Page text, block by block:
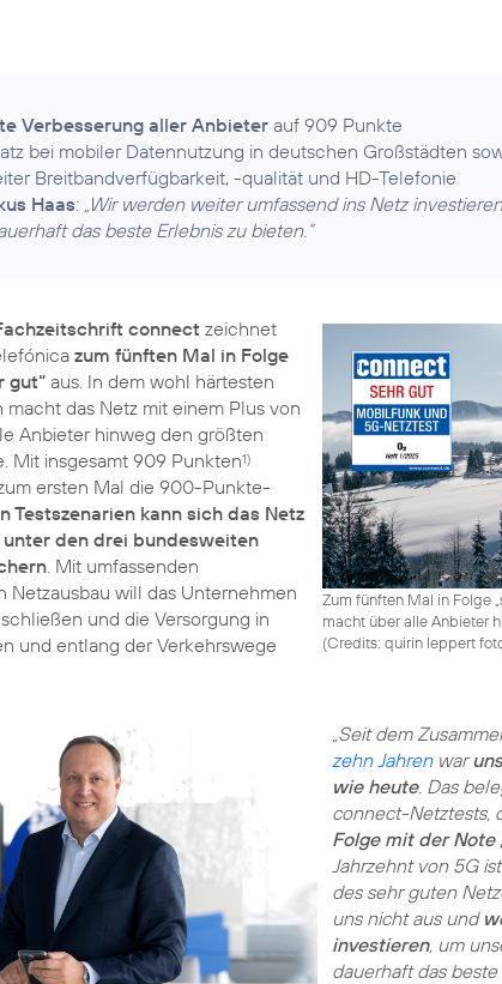
Verbesserung aller Anbieter auf 909 Punkte
bei mobiler Datennutzung in deutschen Großstädten
Breitbandverfügbarkeit, -qualität und HD-Telefonie
Haas: „Wir werden weiter umfassend ins Netz
das beste Erlebnis zu bieten.“
Zum fünften Mal in Folge
macht über alle Anbieter
(Credits: quirin leppert
connect zeichnet
zum fünften Mal in Folge
gut“ aus. In dem wohl härtesten
das Netz mit einem Plus von
Anbieter hinweg den größten
Mit insgesamt 909 Punkten1)
ersten Mal die 900-Punkte-
Testszenarien kann sich das Netz
den drei bundesweiten
. Mit umfassenden
Netzausbau will das Unternehmen
und die Versorgung in
und entlang der Verkehrswege
„Seit dem
zehn Jahrenwar
wie heute. Das
connect-Netztests,
Folge mit der Note
Jahrzehnt von 5G
des sehr guten
uns nicht aus und
investieren, um
dauerhaft das